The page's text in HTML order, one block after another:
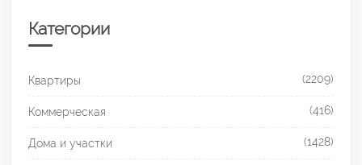
Категории
Квартиры (2209)
Коммерческая (416)
Дома и участки (1428)